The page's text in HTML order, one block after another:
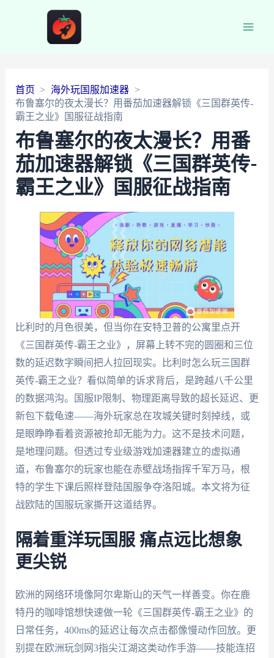
首页
海外玩国服加速器
布鲁塞尔的夜太漫长？用番茄加速器解锁《三国群英传-
霸王之业》国服征战指南
布鲁塞尔的夜太漫长？用番
茄加速器解锁《三国群英传-
霸王之业》国服征战指南
比利时的月色很美，但当你在安特卫普的公寓里点开
《三国群英传-霸王之业》，屏幕上转不完的圆圈和三位
数的延迟数字瞬间把人拉回现实。比利时怎么玩三国群
英传-霸王之业？看似简单的诉求背后，是跨越八千公里
的数据鸿沟。国服IP限制、物理距离导致的超长延迟、更
新包下载龟速——海外玩家总在攻城关键时刻掉线，或
是眼睁睁看着资源被抢却无能为力。这不是技术问题，
是地理问题。但透过专业级游戏加速器建立的虚拟通
道，布鲁塞尔的玩家也能在赤壁战场指挥千军万马，根
特的学生下课后照样登陆国服争夺洛阳城。本文将为征
战欧陆的国服玩家撕开这道结界。
隔着重洋玩国服 痛点远比想象
更尖锐
欧洲的网络环境像阿尔卑斯山的天气一样善变。你在鹿
特丹的咖啡馆想快速做一轮《三国群英传-霸王之业》的
日常任务，400ms的延迟让每次点击都像慢动作回放。更
别提在欧洲玩剑网3指尖江湖这类动作手游——技能连招